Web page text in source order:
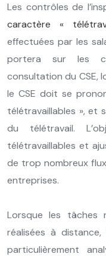
Les contrôles de
caractère «
effectuées par les
portera sur les
consultation du CSE,
le CSE doit se
télétravaillables », et
du télétravail.
télétravaillables et
de trop nombreux
entreprises.
Lorsque les tâches
réalisées à
particulièrement